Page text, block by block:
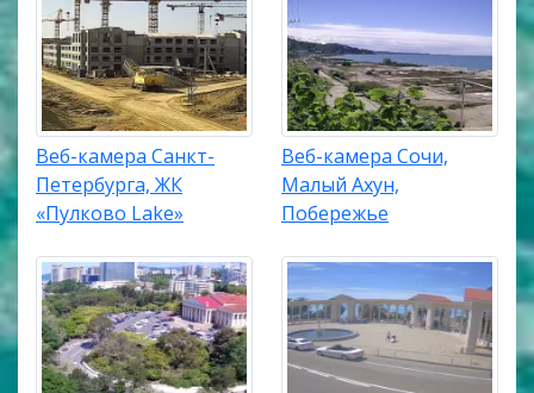
Веб-камера Санкт-
Петербурга, ЖК
«Пулково Lake»
Веб-камера Сочи,
Малый Ахун,
Побережье